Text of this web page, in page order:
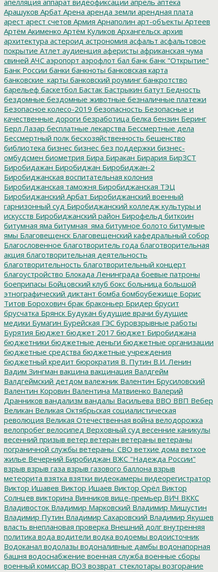
Арашуков Арбат Арена аренда земли арендная плата
арест арест счетов Армия Арнаполин арт-объекты Артеев
Артём Акименко Артём Куликов Архангельск архив
архитектура астероид астрономия асфальт асфальтовое
покрытие Атлет аудиенция аферисты африканская чума
свиней АЧС аэропорт аэрофлот бал банк банк "Открытие"
Банк России банки банкноты банковская карта
банковские_карты банковский роуминг банкротство
барельеф баскетбол Бастак Бастрыкин батут Бедность
бездомные бездомные животные безналичные платежи
Безопасное колесо-2019 безопасность Безопасные и
качественные дороги безработица белка бензин Беринг
Берл Лазар бесплатные лекарства Бессмертные дела
Бессмертный полк бесхозяйственность бешенство
библиотека бизнес бизнес без поддержки бизнес-
омбудсмен биометрия Бира Биракан Бирария БирЗСТ
Биробидажан Биробиджан Биробиджан-2
Биробиджанская воспитательная колония
Биробиджанская таможня Биробиджанская ТЭЦ
Биробиджанский Арбат Биробиджанский военный
гарнизонный суд Биробиджанский колледж культуры и
искусств Биробиджанский район Бирофельд биткоин
битумная яма битумная_яма битумное болото битумные
ямы Благовещенск Благовещенский кафедральный собор
Благословенное благотворитель года благотворительная
акция благотворительная деятельность
благотворительность благотворительный концерт
благоустройство Блокада Ленинграда боевые патроны
боеприпасы Бойцовский клуб бокс больница большой
этнографический диктант бомба бомбоубежище Борис
Титов Борохович брак браконьер Бридер брусит
брусчатка Брянск Будукан будущие врачи будущие
медики Бумагин Бурейская ГЭС буровзрывные работы
Бурятия Бюджет бюджет 2017 бюджет Биробиджана
бюджетники бюджетные деньги бюджетные организации
бюджетные средства бюджетные учреждения
бюджетный кредит бюрократия В. Путин В.И. Ленин
Вадим Зингман вакцина вакцинация Валдгейм
Валдгеймский детдом валежник Валентин Брусиловский
Валентин Коровин Валентина Матвиенко Валерий
Дранников вандализм вандалы Васильева ВВО ВВП Вебер
Великан Великая Октябрьская социалистическая
революция Великая Отечественная война велодорожка
велопробег велосипед Верховный суд весенние каникулы
весенний призыв ветер ветеран ветераны ветераны
пограничной службы ветераны_СВО ветхие дома ветхое
жилье Вечерний Биробиджан ВЖС "Надежда России"
взрыв взрыв газа взрыв газового баллона взрыв
метеорита взятка взятки видеокамеры видеорегистратор
Виктор Ишавев Виктор Ишаев Виктор Орёл Виктор
Солнцев викторина Винников вице-премьер ВИЧ ВККС
Владивосток Владимир Марковский Владимир Мишустин
Владимир Путин Владимир Сахаровский Владимир Якушев
власть внеплановая проверка Внешний долг внутренняя
политика вода водители водка водоемы водоисточник
Водоканал водолазы водоналивные дамбы водонапорная
башня водоснабжение военная служба военные сборы
военный комиссар ВОЗ возврат_стеклотары возгорание